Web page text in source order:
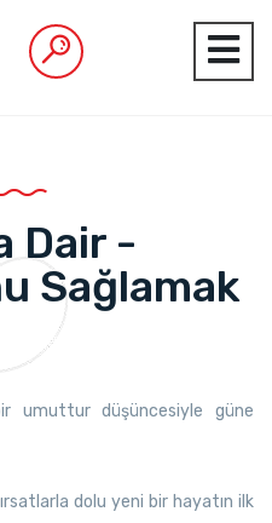
Dair -
Sağlamak
umuttur düşüncesiyle güne
dolu yeni bir hayatın ilk